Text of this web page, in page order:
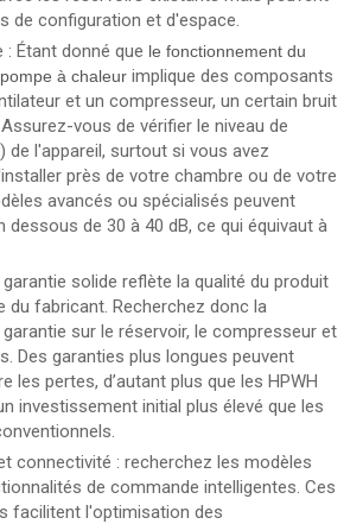
de configuration et d'espace.
: Étant donné que le fonctionnement du
à chaleur implique des composants
et un compresseur, un certain bruit
vous de vérifier le niveau de
de l'appareil, surtout si vous avez
près de votre chambre ou de votre
avancés ou spécialisés peuvent
dessous de 30 à 40 dB, ce qui équivaut à
garantie solide reflète la qualité du produit
du fabricant. Recherchez donc la
sur le réservoir, le compresseur et
Des garanties plus longues peuvent
les pertes, d’autant plus que les HPWH
investissement initial plus élevé que les
connectivité : recherchez les modèles
de commande intelligentes. Ces
facilitent l'optimisation des